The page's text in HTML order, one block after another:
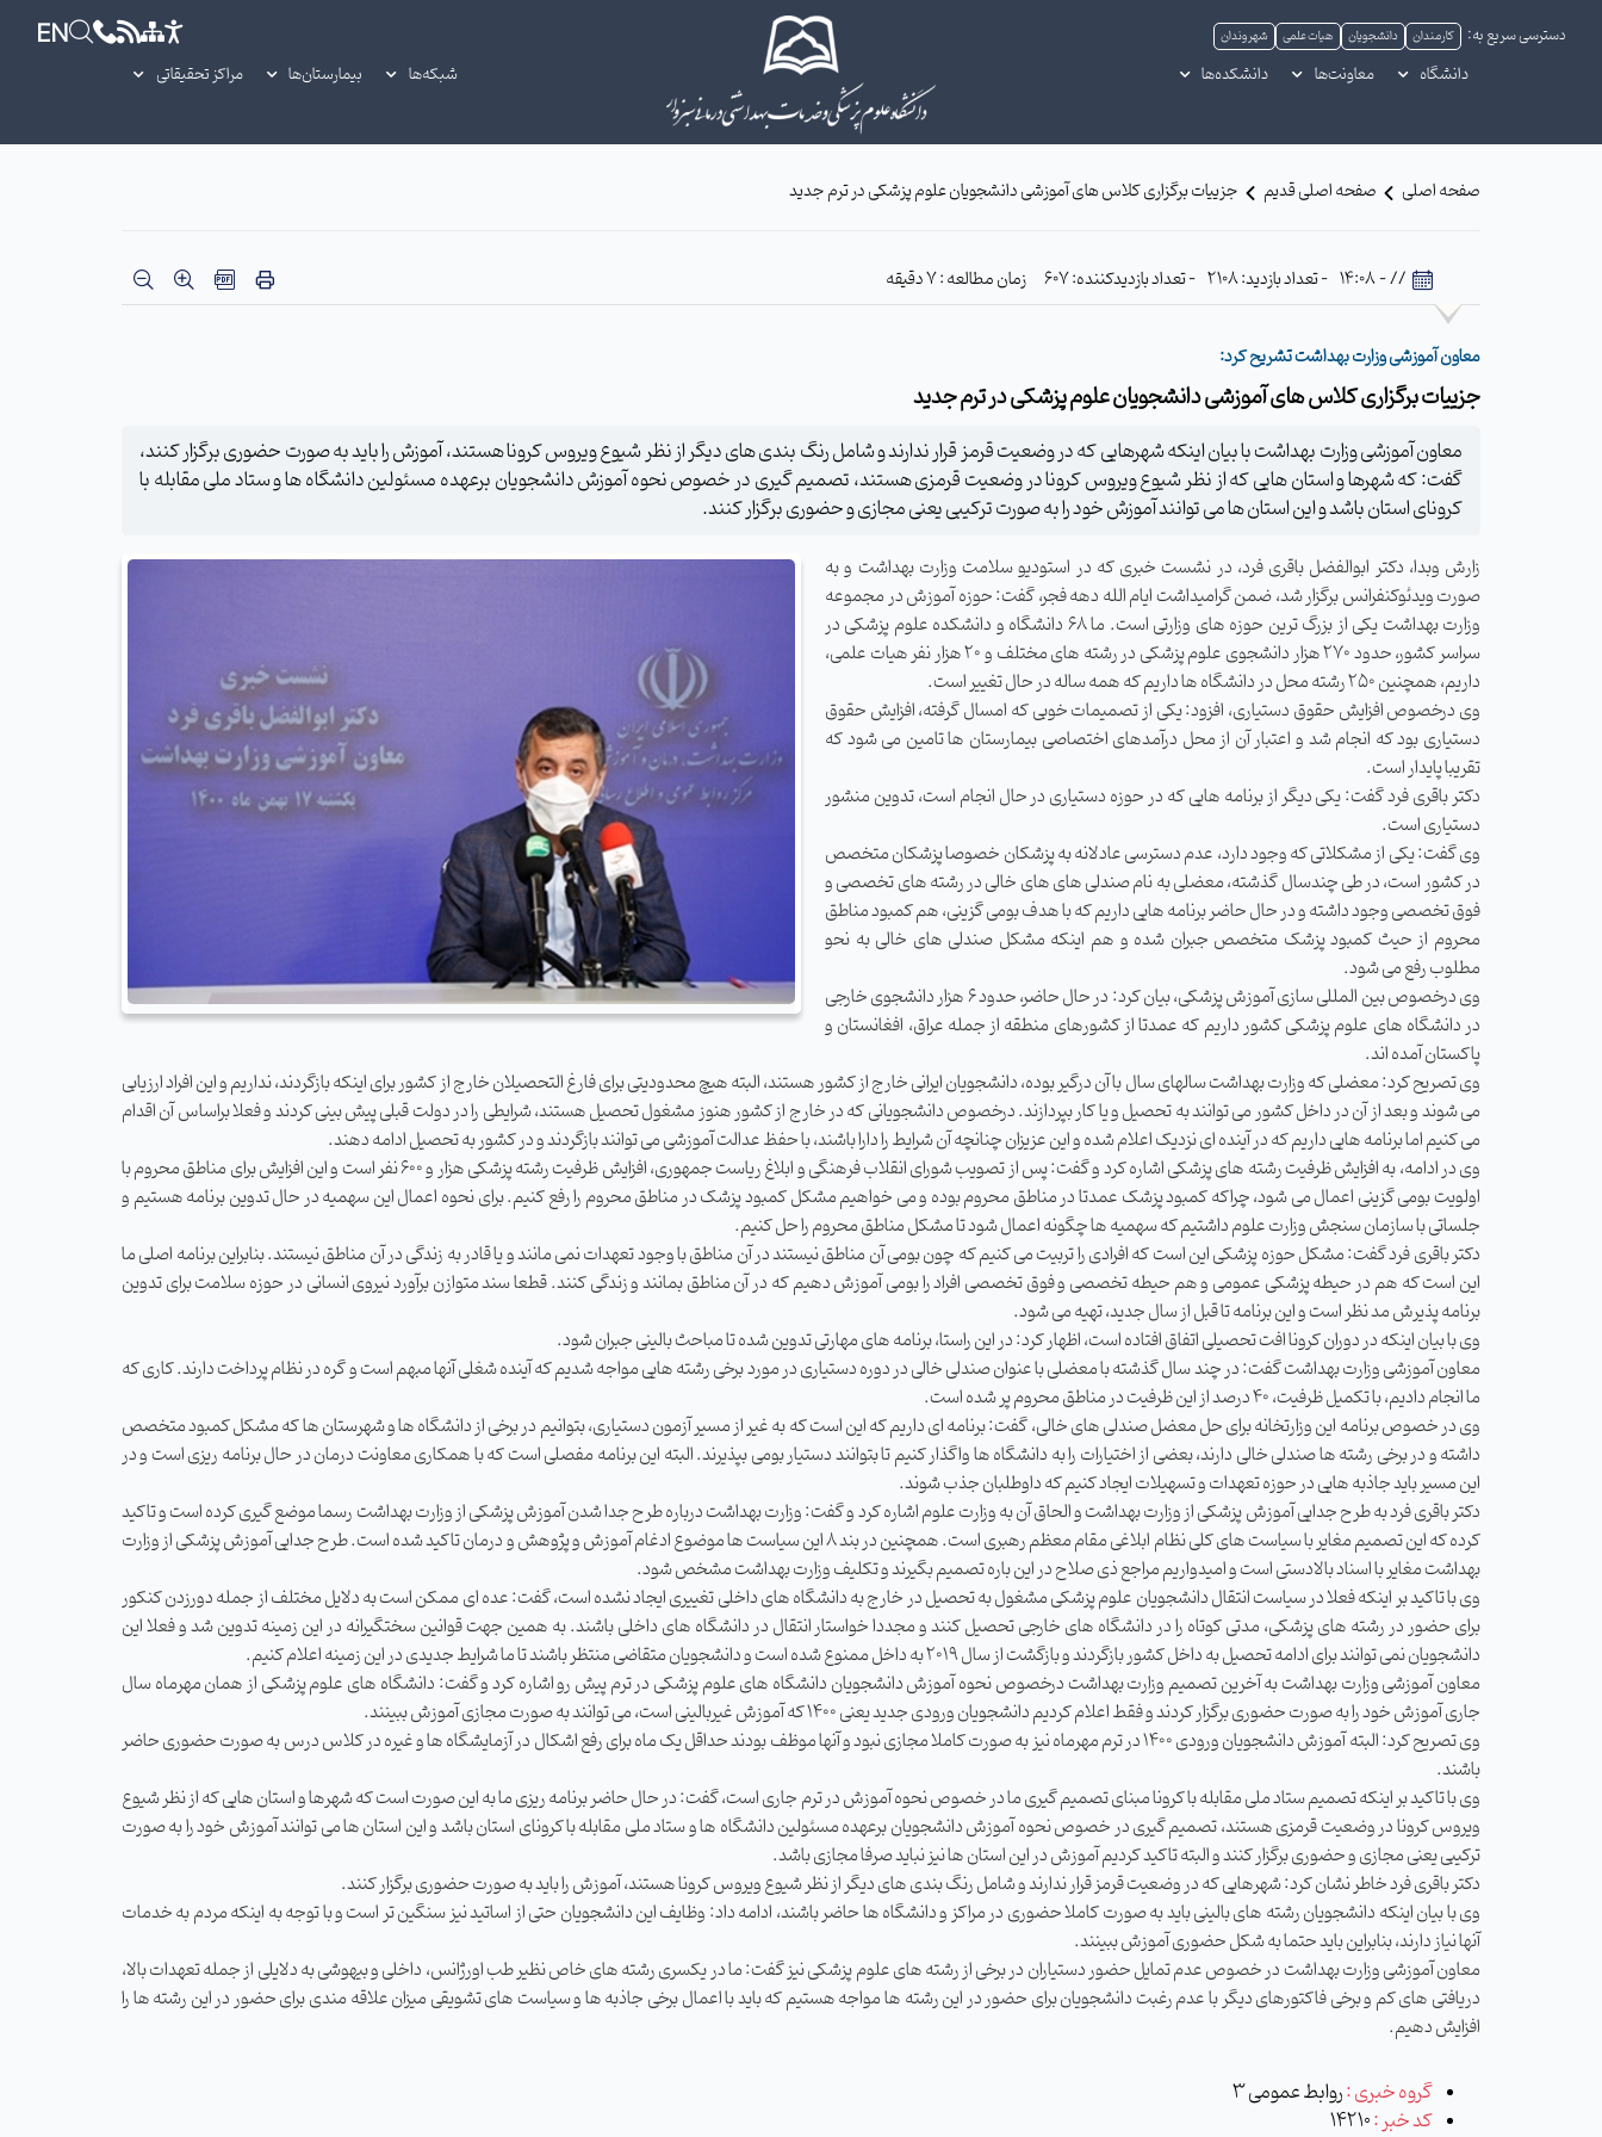
دسترسی سریع به: کارمندان دانشجویان هیات علمی شهروندان EN
دانشگاه معاونت‌ها دانشکده‌ها شبکه‌ها بیمارستان‌ها مراکز تحقیقاتی
صفحه اصلی صفحه اصلی قدیم جزییات برگزاری کلاس های آموزشی دانشجویان علوم پزشکی در ترم جدید
// - 14:08 - تعداد بازدید: 2108 - تعداد بازدیدکننده: 607 زمان مطالعه : 7 دقیقه
معاون آموزشی وزارت بهداشت تشریح کرد:
جزییات برگزاری کلاس های آموزشی دانشجویان علوم پزشکی در ترم جدید
معاون آموزشی وزارت بهداشت با بیان اینکه شهرهایی که در وضعیت قرمز قرار ندارند و شامل رنگ‌ بندی‌ های دیگر از نظر شیوع ویروس کرونا هستند، آموزش را باید به صورت حضوری برگزار کنند،
گفت: که شهرها و استان‌ هایی که از نظر شیوع ویروس کرونا در وضعیت قرمزی هستند، تصمیم‌ گیری در خصوص نحوه آموزش دانشجویان برعهده مسئولین دانشگاه‌ ها و ستاد ملی مقابله با
کرونای استان باشد و این استان‌ ها می ‌توانند آموزش خود را به صورت ترکیبی یعنی مجازی و حضوری برگزار کنند.
زارش وبدا، دکتر ابوالفضل باقری فرد، در نشست خبری که در استودیو سلامت وزارت بهداشت و به
صورت ویدئوکنفرانس برگزار شد، ضمن گرامیداشت ایام الله دهه فجر، گفت: حوزه آموزش در مجموعه
وزارت بهداشت یکی از بزرگ ترین حوزه های وزارتی است. ما 68 دانشگاه و دانشکده علوم پزشکی در
سراسر کشور، حدود 270 هزار دانشجوی علوم پزشکی در رشته های مختلف و 20 هزار نفر هیات علمی،
داریم، همچنین 250 رشته محل در دانشگاه ها داریم که همه ساله در حال تغییر است.
وی درخصوص افزایش حقوق دستیاری، افزود: یکی از تصمیمات خوبی که امسال گرفته، افزایش حقوق
دستیاری بود که انجام شد و اعتبار آن از محل درآمدهای اختصاصی بیمارستان ها تامین می شود که
تقریبا پایدار است.
دکتر باقری فرد گفت: یکی دیگر از برنامه هایی که در حوزه دستیاری در حال انجام است، تدوین منشور
دستیاری است.
وی گفت: یکی از مشکلاتی که وجود دارد، عدم دسترسی عادلانه به پزشکان خصوصا پزشکان متخصص
در کشور است، در طی چندسال گذشته، معضلی به نام صندلی های های خالی در رشته های تخصصی و
فوق تخصصی وجود داشته و در حال حاضر برنامه هایی داریم که با هدف بومی گزینی، هم کمبود مناطق
محروم از حیث کمبود پزشک متخصص جبران شده و هم اینکه مشکل صندلی های خالی به نحو
مطلوب رفع می شود.
وی درخصوص بین المللی سازی آموزش پزشکی، بیان کرد: در حال حاضر، حدود 6 هزار دانشجوی خارجی
در دانشگاه های علوم پزشکی کشور داریم که عمدتا از کشورهای منطقه از جمله عراق، افغانستان و
پاکستان آمده اند.
وی تصریح کرد: معضلی که وزارت بهداشت سالهای سال با آن درگیر بوده، دانشجویان ایرانی خارج از کشور هستند، البته هیچ محدودیتی برای فارغ التحصیلان خارج از کشور برای اینکه بازگردند، نداریم و این افراد ارزیابی
می شوند و بعد از آن در داخل کشور می توانند به تحصیل و یا کار بپردازند. درخصوص دانشجویانی که در خارج از کشور هنوز مشغول تحصیل هستند، شرایطی را در دولت قبلی پیش بینی کردند و فعلا براساس آن اقدام
می کنیم اما برنامه هایی داریم که در آینده ای نزدیک اعلام شده و این عزیزان چنانچه آن شرایط را دارا باشند، با حفظ عدالت آموزشی می توانند بازگردند و در کشور به تحصیل ادامه دهند.
وی در ادامه، به افزایش ظرفیت رشته‌ های پزشکی اشاره کرد و گفت: پس از تصویب شورای انقلاب فرهنگی و ابلاغ ریاست جمهوری، افزایش ظرفیت رشته پزشکی هزار و ۶۰۰ نفر است و این افزایش برای مناطق محروم با
اولویت بومی گزینی اعمال می ‌شود، چراکه کمبود پزشک عمدتا در مناطق محروم بوده و می خواهیم مشکل کمبود پزشک در مناطق محروم را رفع کنیم. برای نحوه اعمال این سهمیه در حال تدوین برنامه هستیم و
جلساتی با سازمان سنجش وزارت علوم داشتیم که سهمیه‌ ها چگونه اعمال شود تا مشکل مناطق محروم را حل کنیم.
دکتر باقری‌ فرد گفت: مشکل حوزه پزشکی این است که افرادی را تربیت می ‌کنیم که چون بومی آن مناطق نیستند در آن مناطق با وجود تعهدات نمی ‌مانند و یا قادر به زندگی در آن مناطق نیستند. بنابراین برنامه اصلی ما
این است که هم در حیطه پزشکی عمومی و هم حیطه تخصصی و فوق تخصصی افراد را بومی آموزش دهیم که در آن مناطق بمانند و زندگی کنند. قطعا سند متوازن برآورد نیروی انسانی در حوزه سلامت برای تدوین
برنامه پذیرش مد نظر است و این برنامه تا قبل از سال جدید، تهیه می ‌شود.
وی با بیان اینکه در دوران کرونا افت تحصیلی اتفاق افتاده است، اظهار کرد: در این راستا، برنامه های مهارتی تدوین شده تا مباحث بالینی جبران شود.
معاون آموزشی وزارت بهداشت گفت: در چند سال گذشته با معضلی با عنوان صندلی خالی در دوره دستیاری در مورد برخی رشته هایی مواجه شدیم که آینده شغلی آنها مبهم است و گره در نظام پرداخت دارند. کاری که
ما انجام دادیم، با تکمیل ظرفیت، ۴۰ درصد از این ظرفیت در مناطق محروم پر شده است.
وی در خصوص برنامه این وزارتخانه برای حل معضل صندلی‌ های خالی، گفت: برنامه ‌ای داریم که این است که به غیر از مسیر آزمون دستیاری، بتوانیم در برخی از دانشگاه‌ ها و شهرستان ها که مشکل کمبود متخصص
داشته و در برخی رشته ها صندلی خالی دارند، بعضی از اختیارات را به دانشگاه‌ ها واگذار کنیم تا بتوانند دستیار بومی بپذیرند. البته این برنامه مفصلی است که با همکاری معاونت درمان در حال برنامه‌ ریزی است و در
این مسیر باید جاذبه ‌هایی در حوزه تعهدات و تسهیلات ایجاد کنیم که داوطلبان جذب شوند.
دکتر باقری فرد به طرح جدایی آموزش پزشکی از وزارت بهداشت و الحاق آن به وزارت علوم اشاره کرد و گفت: وزارت بهداشت درباره طرح جدا شدن آموزش پزشکی از وزارت بهداشت رسما موضع گیری کرده است و تاکید
کرده که این تصمیم مغایر با سیاست‌ های کلی نظام ابلاغی مقام معظم رهبری است. همچنین در بند ۸ این سیاست ‌ها موضوع ادغام آموزش و پژوهش و درمان تاکید شده است. طرح جدایی آموزش پزشکی از وزارت
بهداشت مغایر با اسناد بالادستی است و امیدواریم مراجع ذی صلاح در این باره تصمیم بگیرند و تکلیف وزارت بهداشت مشخص شود.
وی با تاکید بر اینکه فعلا در سیاست انتقال دانشجویان علوم پزشکی مشغول به تحصیل در خارج به دانشگاه‌ های داخلی تغییری ایجاد نشده است، گفت: عده ‌ای ممکن است به دلایل مختلف از جمله دورزدن کنکور
برای حضور در رشته ‌های پزشکی، مدتی کوتاه را در دانشگاه‌ های خارجی تحصیل کنند و مجددا خواستار انتقال در دانشگاه ‌های داخلی باشند. به همین جهت قوانین سختگیرانه در این زمینه تدوین شد و فعلا این
دانشجویان نمی توانند برای ادامه تحصیل به داخل کشور بازگردند و بازگشت از سال ۲۰۱۹ به داخل ممنوع شده است و دانشجویان متقاضی منتظر باشند تا ما شرایط جدیدی در این زمینه اعلام کنیم.
معاون آموزشی وزارت بهداشت به آخرین تصمیم وزارت بهداشت درخصوص نحوه آموزش دانشجویان دانشگاه‌ های علوم پزشکی در ترم پیش‌ رو اشاره کرد و گفت: دانشگاه‌ های علوم پزشکی از همان مهرماه سال
جاری آموزش خود را به صورت حضوری برگزار کردند و فقط اعلام کردیم دانشجویان ورودی جدید یعنی ۱۴۰۰ که آموزش غیربالینی است، می‌ توانند به صورت مجازی آموزش ببینند.
وی تصریح کرد: البته آموزش دانشجویان ورودی ۱۴۰۰ در ترم مهرماه نیز به صورت کاملا مجازی نبود و آنها موظف بودند حداقل یک ماه برای رفع اشکال در آزمایشگاه ‌ها و غیره در کلاس درس به صورت حضوری حاضر
باشند.
وی با تاکید بر اینکه تصمیم ستاد ملی مقابله با کرونا مبنای تصمیم‌ گیری‌ ما در خصوص نحوه آموزش در ترم جاری است، گفت: در حال حاضر برنامه ‌ریزی ما به این صورت است که شهرها و استان‌ هایی که از نظر شیوع
ویروس کرونا در وضعیت قرمزی هستند، تصمیم‌ گیری در خصوص نحوه آموزش دانشجویان برعهده مسئولین دانشگاه‌ ها و ستاد ملی مقابله با کرونای استان باشد و این استان‌ ها می ‌توانند آموزش خود را به صورت
ترکیبی یعنی مجازی و حضوری برگزار کنند و البته تاکید کردیم آموزش در این استان‌ ها نیز نباید صرفا مجازی باشد.
دکتر باقری ‌فرد خاطر نشان کرد: شهرهایی که در وضعیت قرمز قرار ندارند و شامل رنگ‌ بندی‌ های دیگر از نظر شیوع ویروس کرونا هستند، آموزش را باید به صورت حضوری برگزار کنند.
وی با بیان اینکه دانشجویان رشته‌ های بالینی باید به صورت کاملا حضوری در مراکز و دانشگاه ‌ها حاضر باشند، ادامه داد: وظایف این دانشجویان حتی از اساتید نیز سنگین ‌تر است و با توجه به اینکه مردم به خدمات
آنها نیاز دارند، بنابراین باید حتما به شکل حضوری آموزش ببینند.
معاون آموزشی وزارت بهداشت در خصوص عدم تمایل حضور دستیاران در برخی از رشته ‌های علوم پزشکی نیز گفت: ما در یکسری رشته ‌های خاص نظیر طب اورژانس، داخلی و بیهوشی به دلایلی از جمله تعهدات بالا،
دریافتی ‌های کم و برخی فاکتورهای دیگر با عدم رغبت دانشجویان برای حضور در این رشته ‌ها مواجه هستیم که باید با اعمال برخی جاذبه ‌ها و سیاست‌ های تشویقی میزان علاقه ‌مندی برای حضور در این رشته‌ ها را
افزایش دهیم.
گروه خبری :روابط عمومی 3
کد خبر :14210